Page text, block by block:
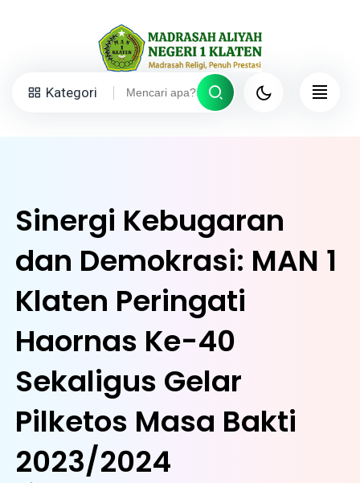
Kategori
Sinergi Kebugaran
dan Demokrasi: MAN 1
Klaten Peringati
Haornas Ke-40
Sekaligus Gelar
Pilketos Masa Bakti
2023/2024